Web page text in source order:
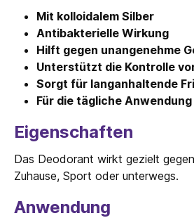
Mit kolloidalem Silber
Antibakterielle Wirkung
Hilft gegen unangenehme
Unterstützt die Kontrolle
Sorgt für langanhaltende
Für die tägliche
Eigenschaften
Das Deodorant wirkt gezielt
Zuhause, Sport oder unterwegs.
Anwendung